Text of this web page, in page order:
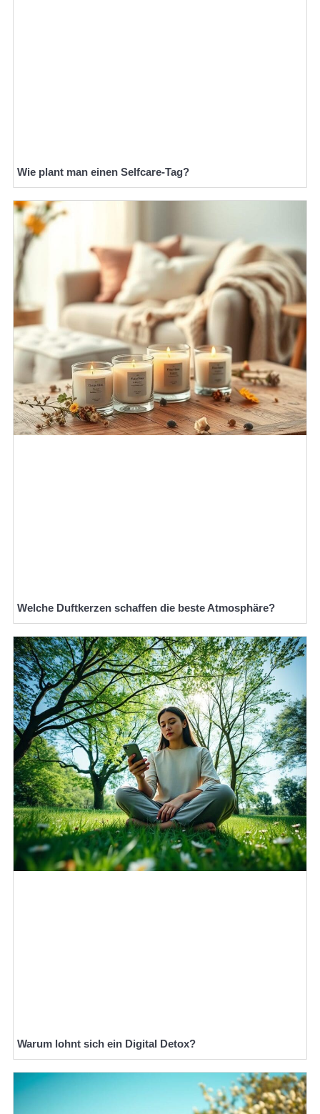
Wie plant man einen Selfcare-Tag?
Welche Duftkerzen schaffen die beste Atmosphäre?
Warum lohnt sich ein Digital Detox?